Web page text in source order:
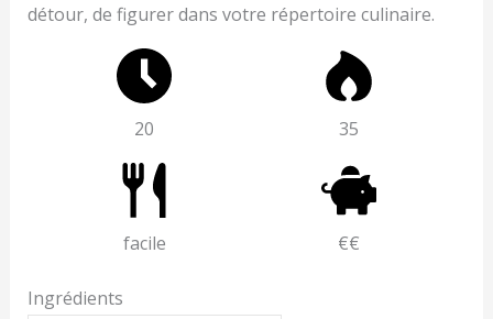
détour, de figurer dans votre répertoire culinaire.
20 35
facile €€
Ingrédients